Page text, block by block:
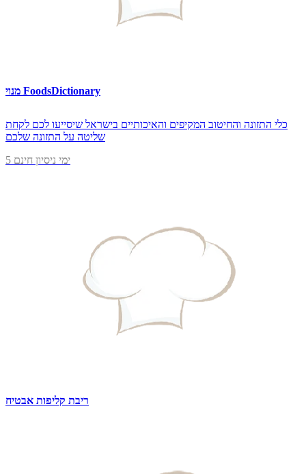
מנוי FoodsDictionary
כלי התזונה והחיטוב המקיפים והאיכותיים בישראל שיסייעו לכם לקחת
שליטה על התזונה שלכם
5 ימי ניסיון חינם
ריבת קליפות אבטיח